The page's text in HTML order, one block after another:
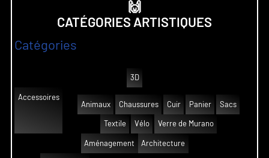
🙌
CATÉGORIES ARTISTIQUES
Catégories
3D
Accessoires
Animaux
Chaussures Cuir Panier Sacs
Textile Vélo Verre de Murano
Aménagement Architecture